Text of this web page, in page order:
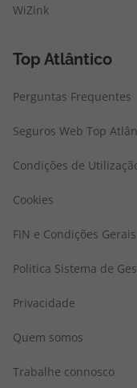
WiZink
Top Atlântico
Perguntas Frequentes
Seguros Web Top
Condições de
Cookies
FIN e Condições Gerais
Politica Sistema de
Privacidade
Quem somos
Trabalhe connosco